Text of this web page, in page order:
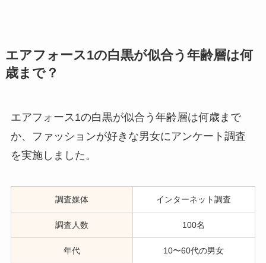
エアフォース1の白黒が似合う年齢層は何
歳まで？
エアフォース1の白黒が似合う年齢層は何歳まで
か、ファッションが好きな男女にアンケート調査
を実施しました。
調査媒体 インターネット調査
調査人数 100名
年代 10〜60代の男女